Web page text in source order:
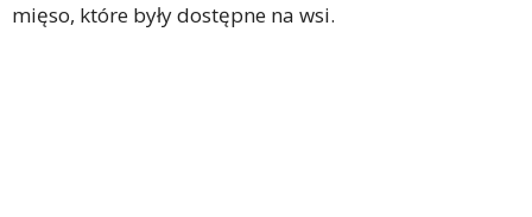
mięso, które były dostępne na wsi.